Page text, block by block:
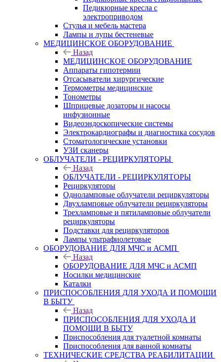
Педикюрные кресла с
электроприводом
Стулья и мебель мастера
Лампы и лупы бестеневые
МЕДИЦИНСКОЕ ОБОРУДОВАНИЕ
Назад
МЕДИЦИНСКОЕ ОБОРУДОВАНИЕ
Аппараты гипотермии
Отсасыватели хирургические
Термометры медицинские
Тонометры
Шприцевые дозаторы и насосы
инфузионные
Видеоэндоскопические системы
Электрокардиографы и диагностика сосудов
Стоматологические установки
УЗИ сканеры
ОБЛУЧАТЕЛИ - РЕЦИРКУЛЯТОРЫ
Назад
ОБЛУЧАТЕЛИ - РЕЦИРКУЛЯТОРЫ
Рециркуляторы
Одноламповые облучатели рециркуляторы
Двухламповые облучатели рециркуляторы
Трехламповые и пятиламповые облучатели
рециркуляторы
Подставки для рециркуляторов
Лампы ультрафиолетовые
ОБОРУДОВАНИЕ ДЛЯ МЧС и АСМП
Назад
ОБОРУДОВАНИЕ ДЛЯ МЧС и АСМП
Носилки медицинские
Каталки
ПРИСПОСОБЛЕНИЯ ДЛЯ УХОДА И ПОМОЩИ
В БЫТУ
Назад
ПРИСПОСОБЛЕНИЯ ДЛЯ УХОДА И
ПОМОЩИ В БЫТУ
Приспособления для туалетной комнаты
Приспособления для ванной комнаты
ТЕХНИЧЕСКИЕ СРЕДСТВА РЕАБИЛИТАЦИИ